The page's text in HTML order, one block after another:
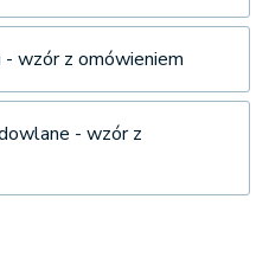
wzór z omówieniem
- wzór z